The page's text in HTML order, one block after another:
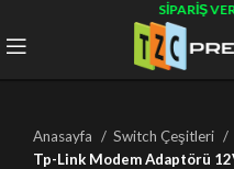
SIPARIŞ
Anasayfa
Switch Çeşitleri
Tp-Link Modem Adaptörü